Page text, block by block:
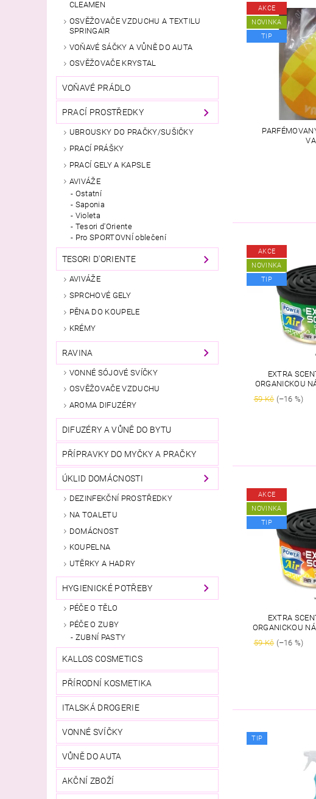
CLEAMEN
OSVĚŽOVAČE VZDUCHU A TEXTILU
SPRINGAIR
VOŇAVÉ SÁČKY A VŮNĚ DO AUTA
OSVĚŽOVAČE KRYSTAL
VOŇAVÉ PRÁDLO
PRACÍ PROSTŘEDKY
UBROUSKY DO PRAČKY/SUŠIČKY
PRACÍ PRÁŠKY
PRACÍ GELY A KAPSLE
AVIVÁŽE
Ostatní
Saponia
Violeta
Tesori d'Oriente
Pro SPORTOVNÍ oblečení
TESORI D'ORIENTE
AVIVÁŽE
SPRCHOVÉ GELY
PĚNA DO KOUPELE
KRÉMY
RAVINA
VONNÉ SÓJOVÉ SVÍČKY
OSVĚŽOVAČE VZDUCHU
AROMA DIFUZÉRY
DIFUZÉRY A VŮNĚ DO BYTU
PŘÍPRAVKY DO MYČKY A PRAČKY
ÚKLID DOMÁCNOSTI
DEZINFEKČNÍ PROSTŘEDKY
NA TOALETU
DOMÁCNOST
KOUPELNA
UTĚRKY A HADRY
HYGIENICKÉ POTŘEBY
PÉČE O TĚLO
PÉČE O ZUBY
ZUBNÍ PASTY
KALLOS COSMETICS
PŘÍRODNÍ KOSMETIKA
ITALSKÁ DROGERIE
VONNÉ SVÍČKY
VŮNĚ DO AUTA
AKČNÍ ZBOŽÍ
AKCE
NOVINKA
TIP
AKCE
NOVINKA
TIP
EXTRA
ORGANICKOU
59 Kč(–16 %)
AKCE
NOVINKA
TIP
EXTRA
ORGANICKOU
59 Kč(–16 %)
TIP